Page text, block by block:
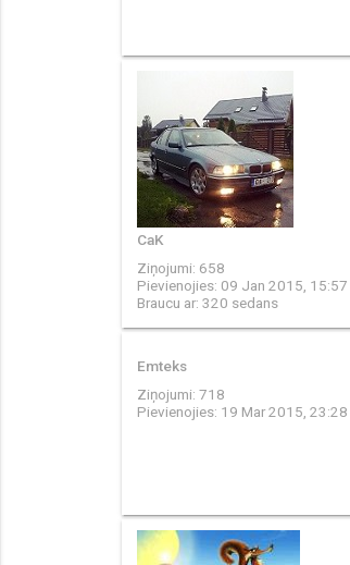
CaK
Ziņojumi: 658
Pievienojies: 09 Jan 2015, 15:57
Braucu ar: 320 sedans
Emteks
Ziņojumi: 718
Pievienojies: 19 Mar 2015, 23:28